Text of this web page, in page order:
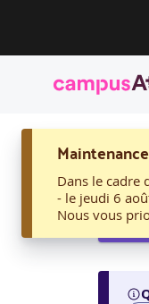
Maintenance
Dans le cadre
- le jeudi 6
Nous vous
01.
01.